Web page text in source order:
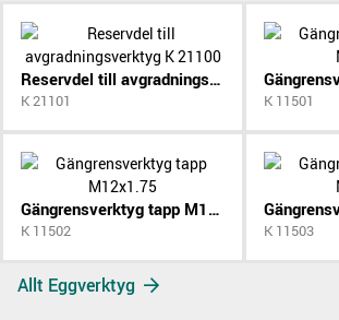
Reservdel till avgradningsverktyg K 21100
K 21101 K 11501
Gängrensverktyg tapp M12x1.75
K 11502 K 11503
Allt Eggverktyg